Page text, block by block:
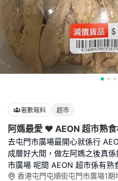
著數報料 超市
阿媽最愛 ❤️ AEON 超市熟
去屯門市廣場最開心就係行
成層好大間，做左阿媽之後真
市廣場 呢間 AEON 超市係有熟
香港屯門屯順街屯門市廣場1